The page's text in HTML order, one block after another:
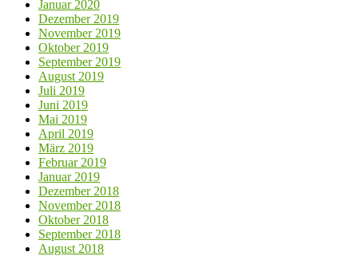
Januar 2020
Dezember 2019
November 2019
Oktober 2019
September 2019
August 2019
Juli 2019
Juni 2019
Mai 2019
April 2019
März 2019
Februar 2019
Januar 2019
Dezember 2018
November 2018
Oktober 2018
September 2018
August 2018